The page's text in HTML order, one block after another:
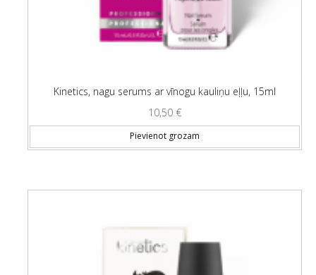
Kinetics, nagu serums ar vīnogu kauliņu eļļu, 15ml
10,50 €
Pievienot grozam